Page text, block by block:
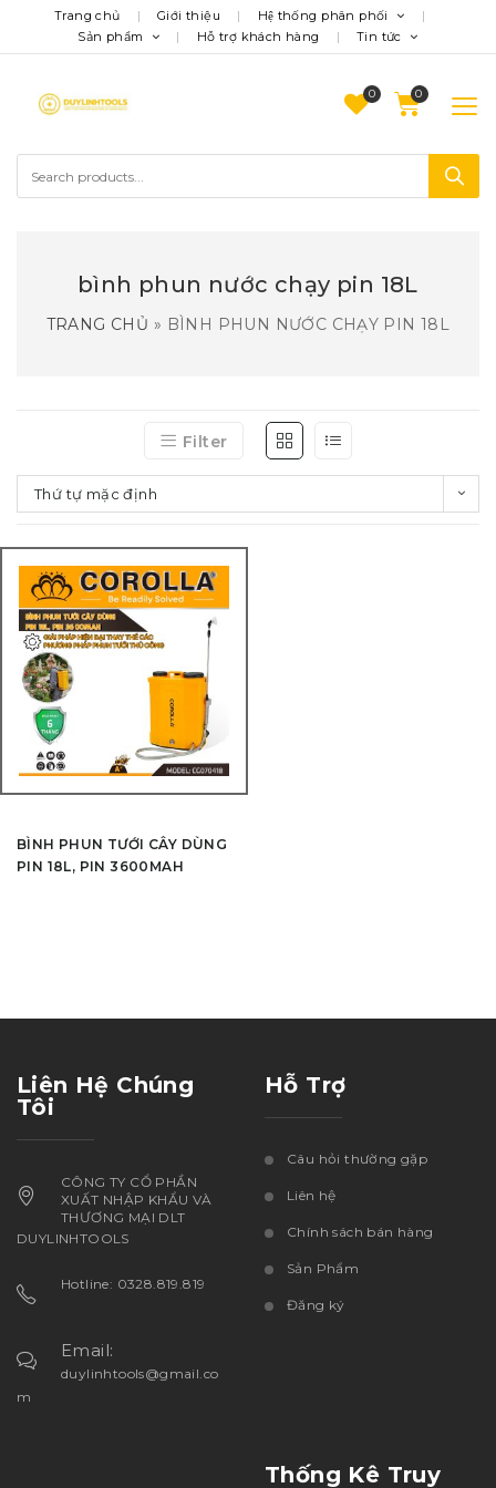
Trang chủ Giới thiệu
Hệ thống phân phối
Sản phẩm
Hỗ trợ khách hàng Tin tức
0
bình phun nước chạy pin 18L
TRANG CHỦ » BÌNH PHUN NƯỚC CHẠY PIN 18L
Filter
Thứ tự mặc định
BÌNH PHUN TƯỚI CÂY DÙNG
PIN 18L, PIN 3600MAH
Liên Hệ Chúng
Tôi
CÔNG TY CỔ PHẦN
XUẤT NHẬP KHẨU VÀ
THƯƠNG MẠI DLT
DUYLINHTOOLS
Hotline: 0328.819.819
Email:
duylinhtools@gmail.co
m
Hỗ Trợ
Câu hỏi thường gặp
Liên hệ
Chính sách bán hàng
Sản Phẩm
Đăng ký
Thống Kê Truy